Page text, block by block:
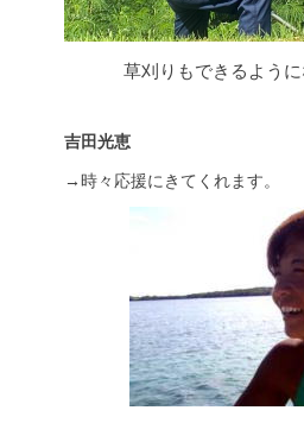
草刈りもできるように
吉田光恵
→時々応援にきてくれます。